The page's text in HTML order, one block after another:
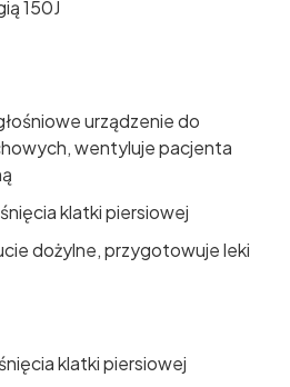
150J
urządzenie do
wentyluje pacjenta
klatki piersiowej
dożylne, przygotowuje leki
klatki piersiowej